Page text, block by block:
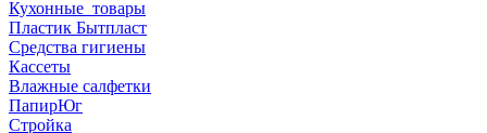
Кухонные_товары
Пластик Бытпласт
Средства гигиены
Кассеты
Влажные салфетки
ПапирЮг
Стройка